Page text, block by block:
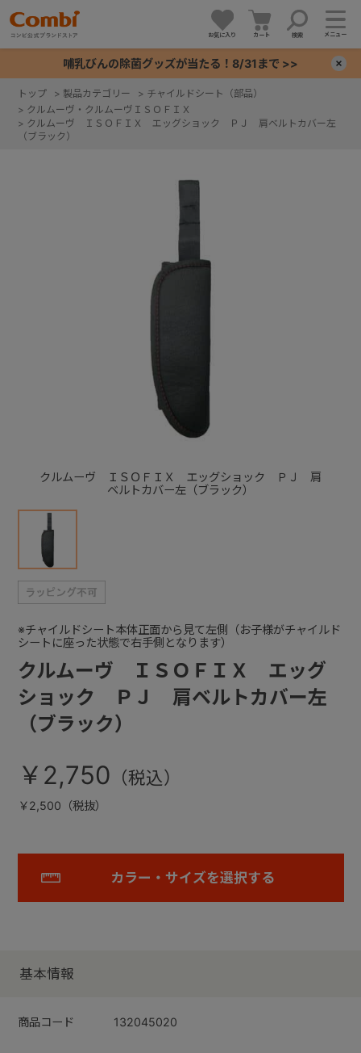
お気に入り カート 検索 メニュー
哺乳びんの除菌グッズが当たる！8/31まで >>
トップ > 製品カテゴリー > チャイルドシート（部品）
> クルムーヴ・クルムーヴＩＳＯＦＩＸ
> クルムーヴ ＩＳＯＦＩＸ エッグショック ＰＪ 肩ベルトカバー左
（ブラック）
クルムーヴ ＩＳＯＦＩＸ エッグショック ＰＪ 肩
ベルトカバー左（ブラック）
クルムーヴ ＩＳＯＦＩＸ エッグ
ショック ＰＪ 肩ベルトカバー左
（ブラック）
※チャイルドシート本体正面から見て左側（お子様がチャイルド
シートに座った状態で右手側となります）
￥2,750
￥2,500（税抜）
カラー・サイズを選択する
基本情報
商品コード 132045020